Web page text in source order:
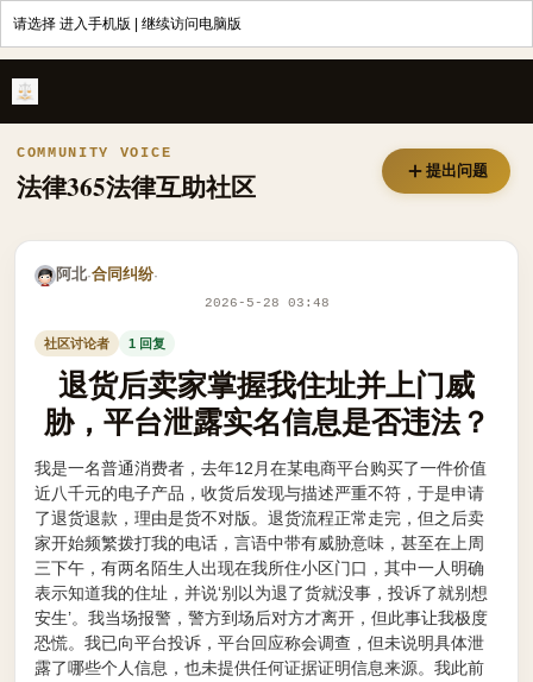
请选择 进入手机版 继续访问电脑版
COMMUNITY VOICE
法律365法律互助社区 提出问题
阿北·合同纠纷·
2026-5-28 03:48
社区讨论者 1 回复
退货后卖家掌握我住址并上门威
胁，平台泄露实名信息是否违法？
我是一名普通消费者，去年12月在某电商平台购买了一件价值
近八千元的电子产品，收货后发现与描述严重不符，于是申请
了退货退款，理由是货不对版。退货流程正常走完，但之后卖
家开始频繁拨打我的电话，言语中带有威胁意味，甚至在上周
三下午，有两名陌生人出现在我所住小区门口，其中一人明确
表示知道我的住址，并说‘别以为退了货就没事，投诉了就别想
安生’。我当场报警，警方到场后对方才离开，但此事让我极度
恐慌。我已向平台投诉，平台回应称会调查，但未说明具体泄
露了哪些个人信息，也未提供任何证据证明信息来源。我此前